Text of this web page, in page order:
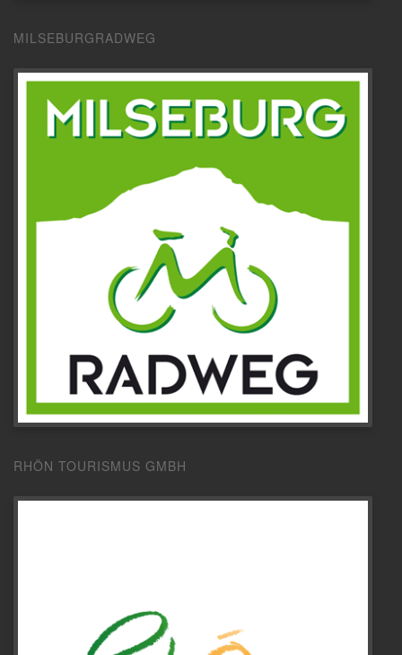
MILSEBURGRADWEG
RHÖN TOURISMUS GMBH